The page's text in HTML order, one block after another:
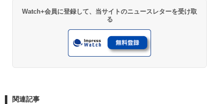
Watch+会員に登録して、当サイトのニュースレターを受け取
る
関連記事